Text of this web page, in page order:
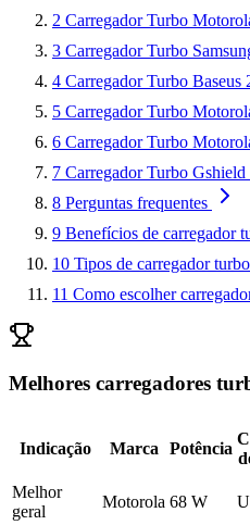
2 Carregador Turbo
3 Carregador Turbo
4 Carregador Turbo Baseus
5 Carregador Turbo
6 Carregador Turbo
7 Carregador Turbo
8 Perguntas frequentes
9 Benefícios de carregador
10 Tipos de carregador turbo
11 Como escolher
Melhores carregadores
Indicação Marca Potência
Melhor
geral
Motorola 68 W